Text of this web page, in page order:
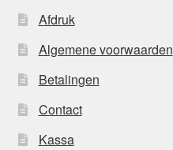
Afdruk
Algemene voorwaarden
Betalingen
Contact
Kassa